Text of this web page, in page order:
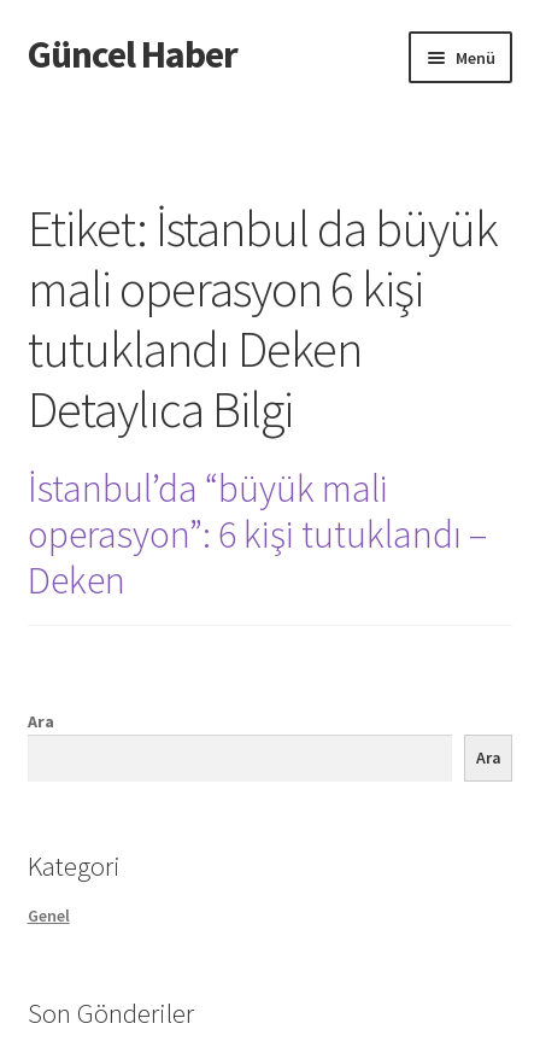
Dolaşıma
geç
İçeriğe
geç
Güncel Haber Menü
Etiket: İstanbul da büyük
mali operasyon 6 kişi
tutuklandı Deken
Detaylıca Bilgi
İstanbul’da “büyük mali
operasyon”: 6 kişi tutuklandı –
Deken
Ara
Ara
Kategori
Genel
Son Gönderiler